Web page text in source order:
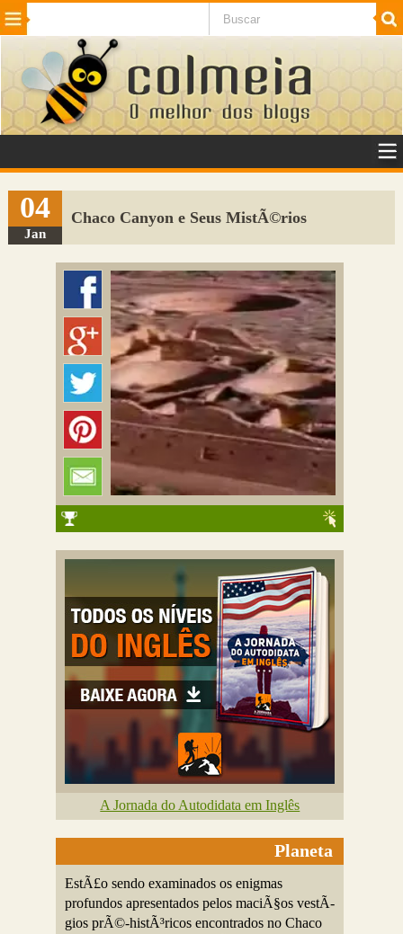
Beleza Cinema e TV
Internet Jogos NotÃ­cias SaÃºde
VeÃ­culos Adulto
Sugerir Link
Adicionar Blog
Colmeia Exchange
Perguntas Frequentes
04
Jan
Chaco Canyon e Seus MistÃ©rios
A Jornada do Autodidata em Inglês
Planeta
EstÃ£o sendo examinados os enigmas
profundos apresentados pelos maciÃ§os vestÃ­
gios prÃ©-histÃ³ricos encontrados no Chaco